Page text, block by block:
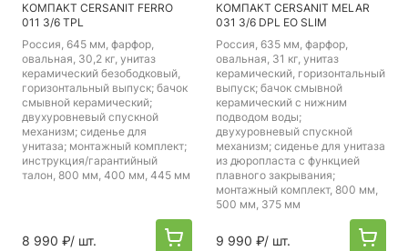
КОМПАКТ CERSANIT FERRO
011 3/6 TPL
Россия, 645 мм, фарфор,
овальная, 30,2 кг, унитаз
керамический безободковый,
горизонтальный выпуск; бачок
смывной керамический;
двухуровневый спускной
механизм; сиденье для
унитаза; монтажный комплект;
инструкция/гарантийный
талон, 800 мм, 400 мм, 445 мм
8 990 ₽/ шт.
КОМПАКТ CERSANIT MELAR
031 3/6 DPL EO SLIM
Россия, 635 мм, фарфор,
овальная, 31 кг, унитаз
керамический, горизонтальный
выпуск; бачок смывной
керамический с нижним
подводом воды;
двухуровневый спускной
механизм; сиденье для унитаза
из дюропласта с функцией
плавного закрывания;
монтажный комплект, 800 мм,
500 мм, 375 мм
9 990 ₽/ шт.